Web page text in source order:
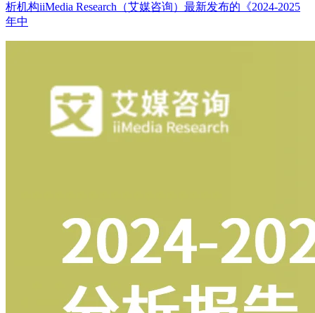
析机构iiMedia Research（艾媒咨询）最新发布的《2024-2025
年中